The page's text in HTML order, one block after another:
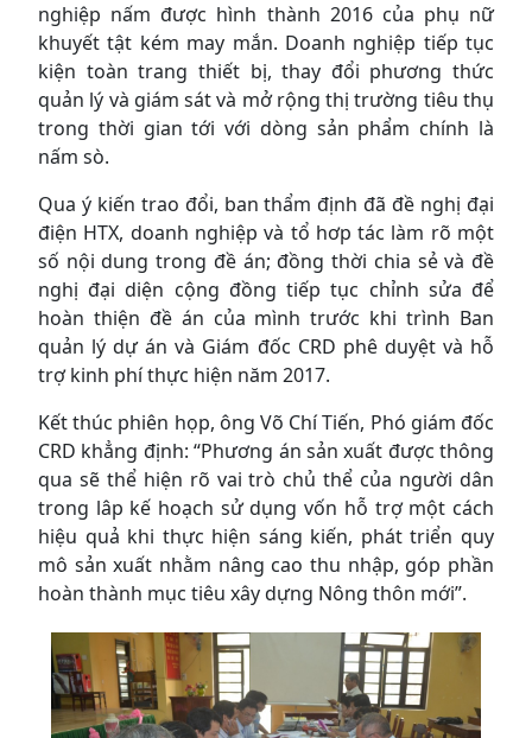
nghiệp nấm được hình thành 2016 của phụ nữ
khuyết tật kém may mắn. Doanh nghiệp tiếp tục
kiện toàn trang thiết bị, thay đổi phương thức
quản lý và giám sát và mở rộng thị trường tiêu thụ
trong thời gian tới với dòng sản phẩm chính là
nấm sò.
Qua ý kiến trao đổi, ban thẩm định đã đề nghị đại
điện HTX, doanh nghiệp và tổ hơp tác làm rõ một
số nội dung trong đề án; đồng thời chia sẻ và đề
nghị đại diện cộng đồng tiếp tục chỉnh sửa để
hoàn thiện đề án của mình trước khi trình Ban
quản lý dự án và Giám đốc CRD phê duyệt và hỗ
trợ kinh phí thực hiện năm 2017.
Kết thúc phiên họp, ông Võ Chí Tiến, Phó giám đốc
CRD khẳng định: “Phương án sản xuất được thông
qua sẽ thể hiện rõ vai trò chủ thể của người dân
trong lâp kế hoạch sử dụng vốn hỗ trợ một cách
hiệu quả khi thực hiện sáng kiến, phát triển quy
mô sản xuất nhằm nâng cao thu nhập, góp phần
hoàn thành mục tiêu xây dựng Nông thôn mới”.